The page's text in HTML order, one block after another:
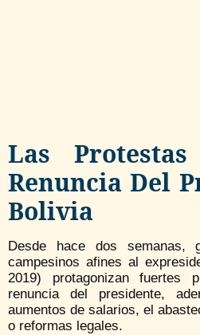
Las
Renuncia Del
Bolivia
Desde hace dos semanas,
campesinos afines al
2019) protagonizan fuertes
renuncia del presidente,
aumentos de salarios, el
o reformas legales.